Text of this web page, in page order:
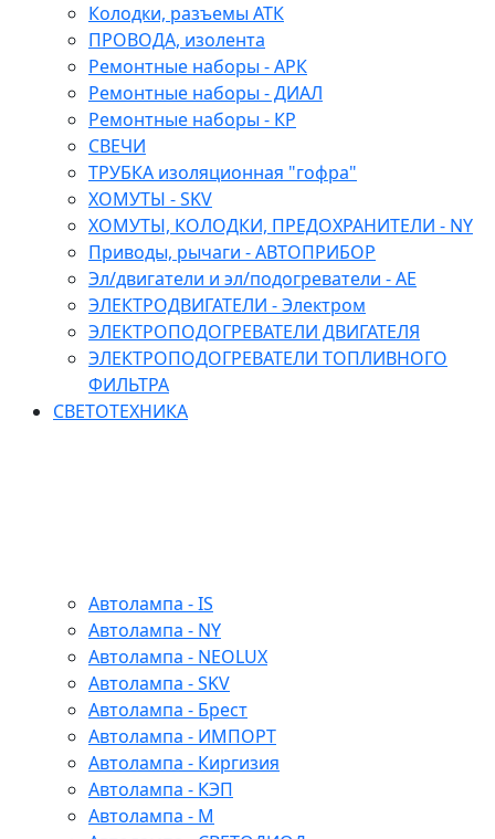
Колодки, разъемы АТК
ПРОВОДА, изолента
Ремонтные наборы - АРК
Ремонтные наборы - ДИАЛ
Ремонтные наборы - КР
СВЕЧИ
ТРУБКА изоляционная "гофра"
ХОМУТЫ - SKV
ХОМУТЫ, КОЛОДКИ, ПРЕДОХРАНИТЕЛИ - NY
Приводы, рычаги - АВТОПРИБОР
Эл/двигатели и эл/подогреватели - АЕ
ЭЛЕКТРОДВИГАТЕЛИ - Электром
ЭЛЕКТРОПОДОГРЕВАТЕЛИ ДВИГАТЕЛЯ
ЭЛЕКТРОПОДОГРЕВАТЕЛИ ТОПЛИВНОГО
ФИЛЬТРА
СВЕТОТЕХНИКА
Автолампа - IS
Автолампа - NY
Автолампа - NEOLUX
Автолампа - SKV
Автолампа - Брест
Автолампа - ИМПОРТ
Автолампа - Киргизия
Автолампа - КЭП
Автолампа - М